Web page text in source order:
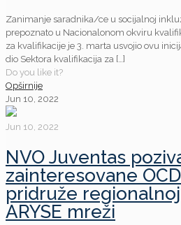
Zanimanje saradnika/ce u socijalnoj
prepoznato u Nacionalonom okviru
za kvalifikacije je 3. marta usvojio ovu
dio Sektora kvalifikacija za […]
Do you like it?
Opširnije
Jun 10, 2022
Jun 10, 2022
NVO Juventas
zainteresovane
pridruže regionalnoj
ARYSE mreži